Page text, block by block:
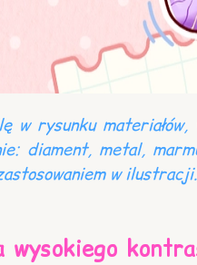
w rysunku
diament, metal,
w ilustracji.
wysokiego